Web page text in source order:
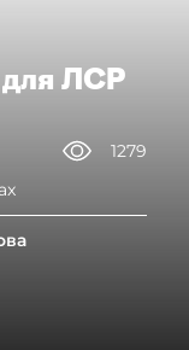
для ЛСР
1279